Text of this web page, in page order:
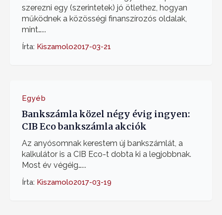
szerezni egy (szerintetek) jó ötlethez, hogyan
működnek a közösségi finanszírozós oldalak,
mint…...
Írta: Kiszamolo2017-03-21
Egyéb
Bankszámla közel négy évig ingyen:
CIB Eco bankszámla akciók
Az anyósomnak kerestem új bankszámlát, a
kalkulátor is a CIB Eco-t dobta ki a legjobbnak.
Most év végéig…...
Írta: Kiszamolo2017-03-19